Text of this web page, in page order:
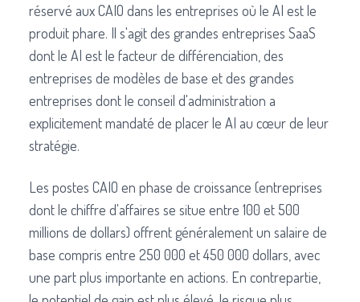
réservé aux CAIO dans les entreprises où le AI est le
produit phare. Il s'agit des grandes entreprises SaaS
dont le AI est le facteur de différenciation, des
entreprises de modèles de base et des grandes
entreprises dont le conseil d'administration a
explicitement mandaté de placer le AI au cœur de leur
stratégie.
Les postes CAIO en phase de croissance (entreprises
dont le chiffre d'affaires se situe entre 100 et 500
millions de dollars) offrent généralement un salaire de
base compris entre 250 000 et 450 000 dollars, avec
une part plus importante en actions. En contrepartie,